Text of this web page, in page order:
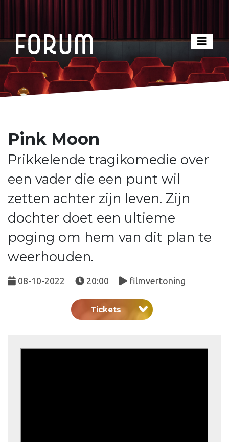
Pink Moon
Prikkelende tragikomedie over
een vader die een punt wil
zetten achter zijn leven. Zijn
dochter doet een ultieme
poging om hem van dit plan te
weerhouden.
08-10-2022 20:00 filmvertoning
Tickets